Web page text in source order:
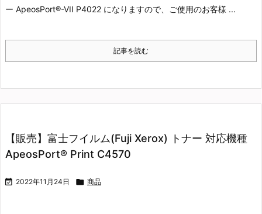
ー ApeosPort®-VII P4022 になりますので、ご使用のお客様 ...
記事を読む
【販売】富士フイルム(Fuji Xerox) トナー 対応機種
ApeosPort® Print C4570
 2022年11月24日  商品